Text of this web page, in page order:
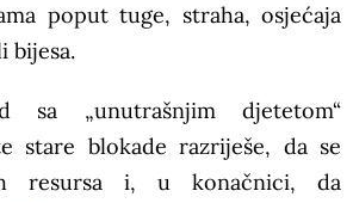
poput tuge, straha, osjećaja
bijesa.
sa „unutrašnjim djetetom“
stare blokade razriješe, da se
resursa i, u konačnici, da